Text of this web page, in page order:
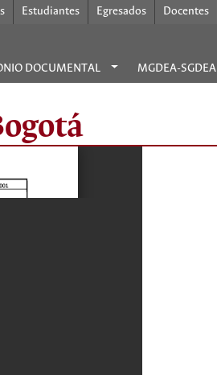
Estudiantes Egresados Docentes
DOCUMENTAL MGDEA-SGDEA